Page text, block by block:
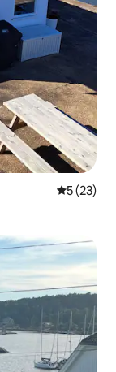
Prosječna
5 (23)